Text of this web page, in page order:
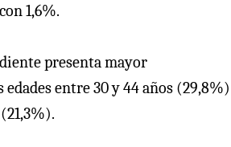
1,6%.
presenta mayor
entre 30 y 44 años (29,8%)